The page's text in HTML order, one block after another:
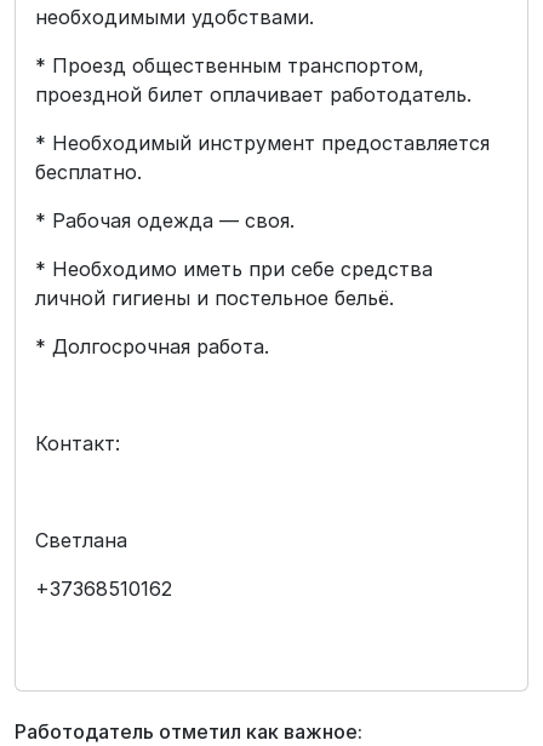
необходимыми удобствами.
* Проезд общественным транспортом,
проездной билет оплачивает работодатель.
* Необходимый инструмент предоставляется
бесплатно.
* Рабочая одежда — своя.
* Необходимо иметь при себе средства
личной гигиены и постельное бельё.
* Долгосрочная работа.
Контакт:
Светлана
+37368510162
Работодатель отметил как важное: